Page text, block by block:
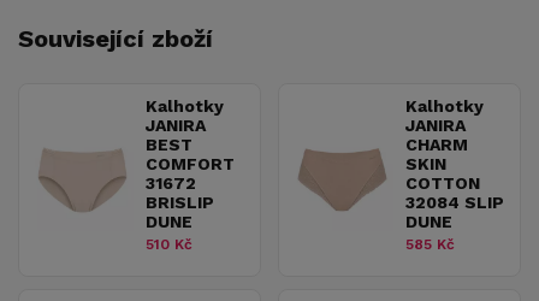
Související zboží
Kalhotky
JANIRA
BEST
COMFORT
31672
BRISLIP
DUNE
510 Kč
Kalhotky
JANIRA
CHARM
SKIN
COTTON
32084 SLIP
DUNE
585 Kč